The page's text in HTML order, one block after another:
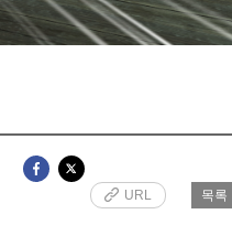
URL